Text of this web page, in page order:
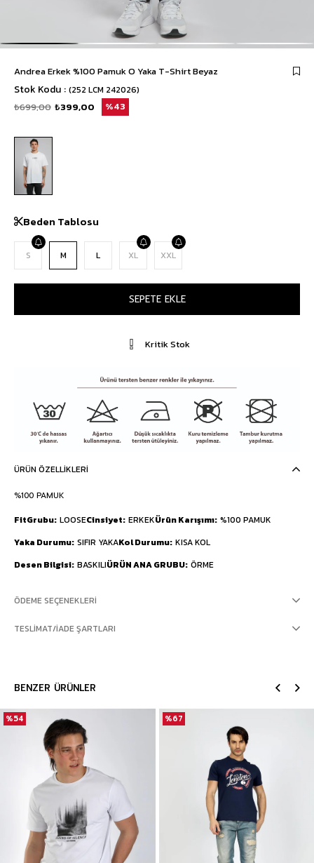
Andrea Erkek %100 Pamuk O Yaka T-Shirt Beyaz
Stok Kodu (252 LCM 242026)
₺699,00 ₺399,00 43
Beden Tablosu
S M L XL XXL
Kritik Stok
ÜRÜN ÖZELLIKLERI
%100 PAMUK
FitGrubu LOOSECinsiyet ERKEKÜrün Karışımı %100 PAMUK
Yaka Durumu SIFIR YAKAKol Durumu KISA KOL
Desen Bilgisi BASKILIÜRÜN ANA GRUBU ÖRME
ÖDEME SEÇENEKLERI
TESLIMAT/İADE ŞARTLARI
BENZER ÜRÜNLER
%54 %67